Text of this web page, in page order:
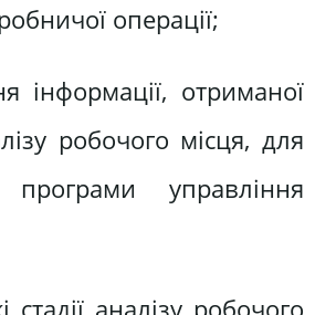
операції;
інформації, отриманої
робочого місця, для
програми управління